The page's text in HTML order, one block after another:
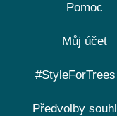
Pomoc
Můj účet
#StyleForTrees
Předvolby